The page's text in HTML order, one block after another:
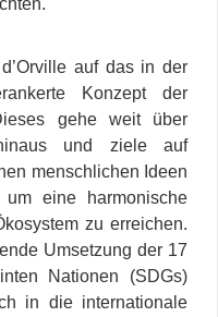
auf das in der
Konzept der
gehe weit über
und ziele auf
menschlichen Ideen
um eine harmonische
zu erreichen.
Umsetzung der 17
Nationen (SDGs)
in die internationale